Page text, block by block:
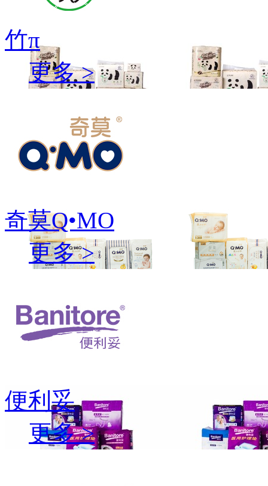
竹π
更多 >
奇莫Q•MO
更多 >
便利妥
更多 >